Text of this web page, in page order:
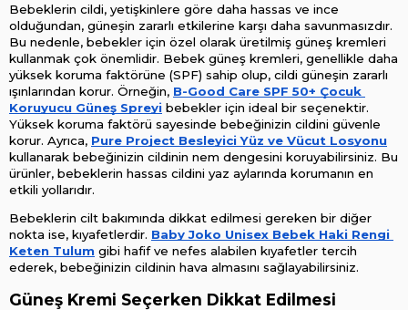
Bebeklerin cildi, yetişkinlere göre daha hassas ve ince
olduğundan, güneşin zararlı etkilerine karşı daha savunmasızdır.
Bu nedenle, bebekler için özel olarak üretilmiş güneş kremleri
kullanmak çok önemlidir. Bebek güneş kremleri, genellikle daha
yüksek koruma faktörüne (SPF) sahip olup, cildi güneşin zararlı
ışınlarından korur. Örneğin, B-Good Care SPF 50+ Çocuk
Koruyucu Güneş Spreyi bebekler için ideal bir seçenektir.
Yüksek koruma faktörü sayesinde bebeğinizin cildini güvenle
korur. Ayrıca, Pure Project Besleyici Yüz ve Vücut Losyonu
kullanarak bebeğinizin cildinin nem dengesini koruyabilirsiniz. Bu
ürünler, bebeklerin hassas cildini yaz aylarında korumanın en
etkili yollarıdır.
Bebeklerin cilt bakımında dikkat edilmesi gereken bir diğer
nokta ise, kıyafetlerdir. Baby Joko Unisex Bebek Haki Rengi
Keten Tulum gibi hafif ve nefes alabilen kıyafetler tercih
ederek, bebeğinizin cildinin hava almasını sağlayabilirsiniz.
Güneş Kremi Seçerken Dikkat Edilmesi